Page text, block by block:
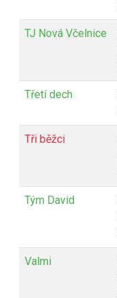
TJ Nová Včelnice
Třetí dech
Tři běžci
Tým David
Valmi